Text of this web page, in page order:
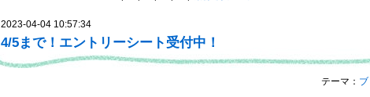
2023-04-04 10:57:34
4/5まで！エントリーシート受付中！
テーマ：